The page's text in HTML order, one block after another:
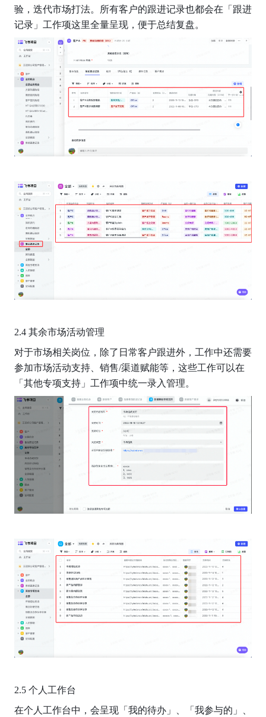
验，迭代市场打法。所有客户的跟进记录也都会在「跟进
记录」工作项这里全量呈现，便于总结复盘。
2.4 其余市场活动管理
对于市场相关岗位，除了日常客户跟进外，工作中还需要
参加市场活动支持、销售/渠道赋能等，这些工作可以在
「其他专项支持」工作项中统一录入管理。
2.5 个人工作台
在个人工作台中，会呈现「我的待办」、「我参与的」、